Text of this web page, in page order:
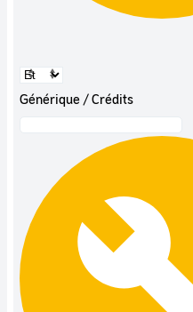
Générique / Crédits